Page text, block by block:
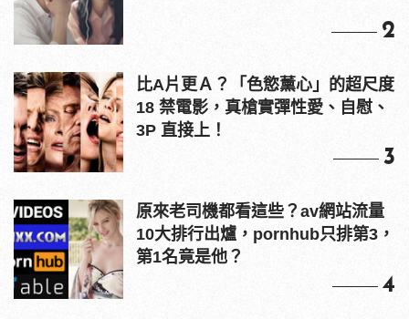
2
比A片更Ａ？「色慾薰心」的超尺度
18 禁電影，真槍實彈性愛、自慰、
3P 直接上！
3
原來老司機都看這些？av網站流量
10大排行出爐，pornhub只排第3，
第1名竟是他？
4